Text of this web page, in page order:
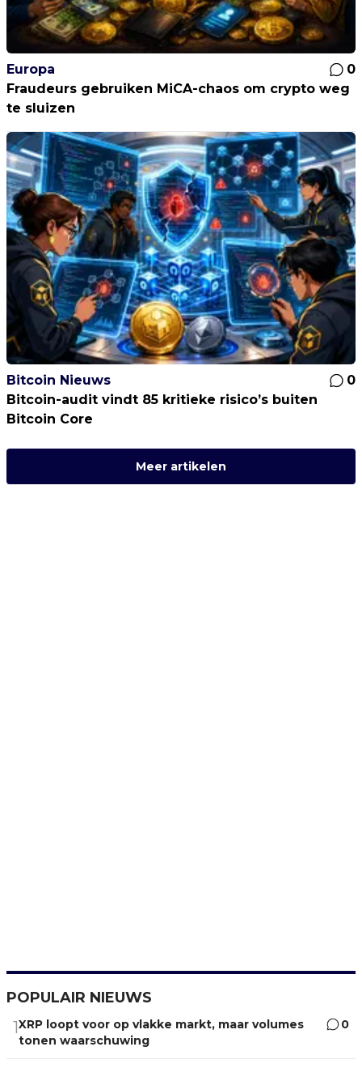
Europa
0
Fraudeurs gebruiken MiCA-chaos om crypto weg
te sluizen
Bitcoin Nieuws
0
Bitcoin-audit vindt 85 kritieke risico’s buiten
Bitcoin Core
Meer artikelen
POPULAIR NIEUWS
1XRP loopt voor op vlakke markt, maar volumes
tonen waarschuwing
0